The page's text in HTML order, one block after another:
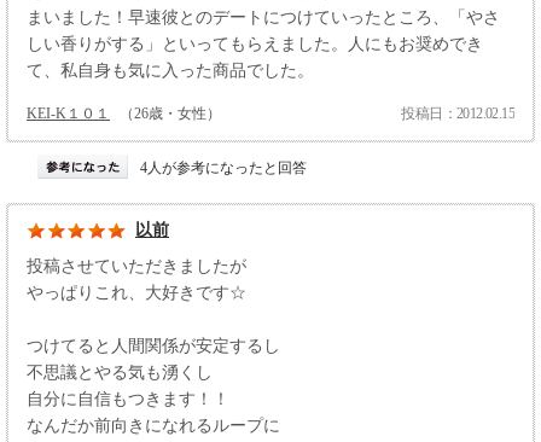
まいました！早速彼とのデートにつけていったところ、「やさ
しい香りがする」といってもらえました。人にもお奨めでき
て、私自身も気に入った商品でした。
KEI-K１０１ （26歳・女性） 投稿日：2012.02.15
4人が参考になったと回答
以前
投稿させていただきましたが
やっぱりこれ、大好きです☆
つけてると人間関係が安定するし
不思議とやる気も湧くし
自分に自信もつきます！！
なんだか前向きになれるループに